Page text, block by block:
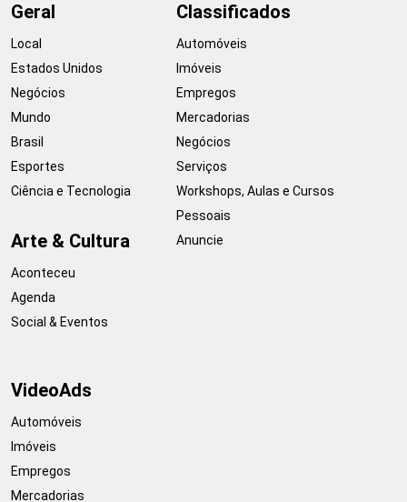
Geral
Local
Estados Unidos
Negócios
Mundo
Brasil
Esportes
Ciência e Tecnologia
Arte & Cultura
Aconteceu
Agenda
Social & Eventos
Classificados
Automóveis
Imóveis
Empregos
Mercadorias
Negócios
Serviços
Workshops, Aulas e Cursos
Pessoais
Anuncie
VideoAds
Automóveis
Imóveis
Empregos
Mercadorias